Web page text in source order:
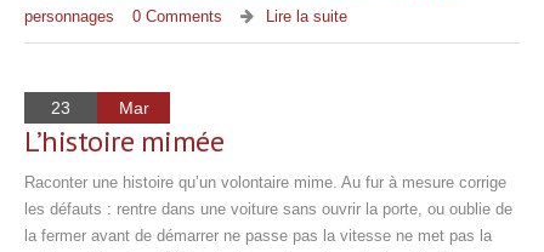
personnages
0 Comments Lire la suite
23 Mar
L’histoire mimée
Raconter une histoire qu’un volontaire mime. Au fur à mesure corrige
les défauts : rentre dans une voiture sans ouvrir la porte, ou oublie de
la fermer avant de démarrer ne passe pas la vitesse ne met pas la